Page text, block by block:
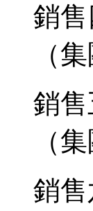
銷售
（
銷售
（
銷售